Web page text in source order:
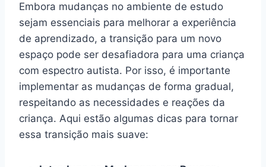
Embora mudanças no ambiente de estudo
sejam essenciais para melhorar a experiência
de aprendizado, a transição para um novo
espaço pode ser desafiadora para uma criança
com espectro autista. Por isso, é importante
implementar as mudanças de forma gradual,
respeitando as necessidades e reações da
criança. Aqui estão algumas dicas para tornar
essa transição mais suave: